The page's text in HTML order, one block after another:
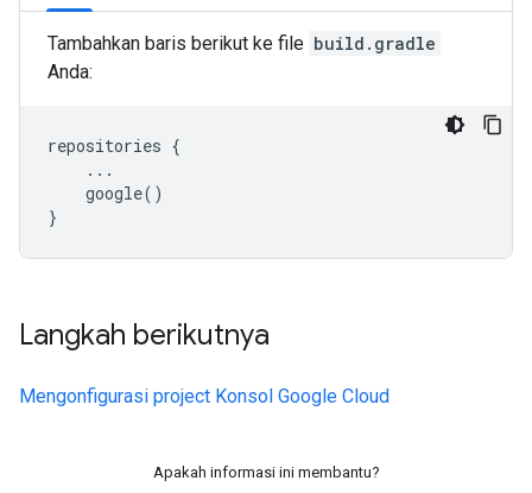
Tambahkan baris berikut ke file build.gradle
Anda:
repositories {
    ...
    google()
Langkah berikutnya
Mengonfigurasi project Konsol Google Cloud
Apakah informasi ini membantu?